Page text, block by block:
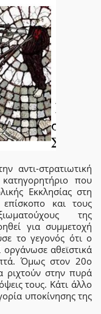
αντι-στρατιωτική
που
Εκκλησίας στη
και τους
της
για συμμετοχή
το γεγονός ότι ο
αθεϊστικά
Όμως στον 20ο
ριχτούν στην πυρά
τους. Κάτι άλλο
υποκίνησης της